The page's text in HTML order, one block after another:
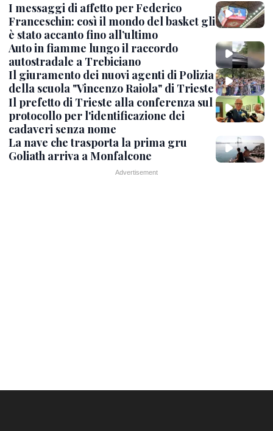
I messaggi di affetto per Federico
Franceschin: così il mondo del basket gli
è stato accanto fino all’ultimo
Auto in fiamme lungo il raccordo
autostradale a Trebiciano
Il giuramento dei nuovi agenti di Polizia
della scuola "Vincenzo Raiola" di Trieste
Il prefetto di Trieste alla conferenza sul
protocollo per l'identificazione dei
cadaveri senza nome
La nave che trasporta la prima gru
Goliath arriva a Monfalcone